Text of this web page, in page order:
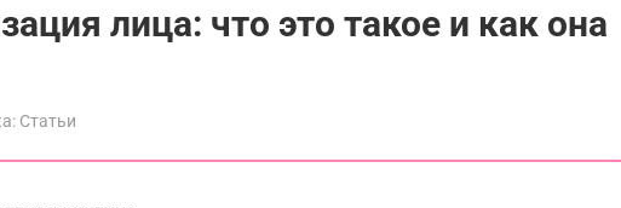
лица: что это такое и как она
Статьи